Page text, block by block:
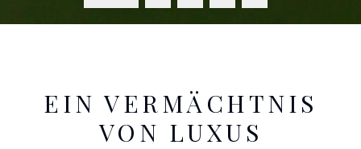
EIN VERMÄCHTNIS
VON LUXUS